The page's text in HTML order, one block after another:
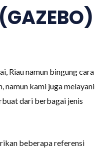
Riau namun bingung cara
namun kami juga melayani
dari berbagai jenis
beberapa referensi